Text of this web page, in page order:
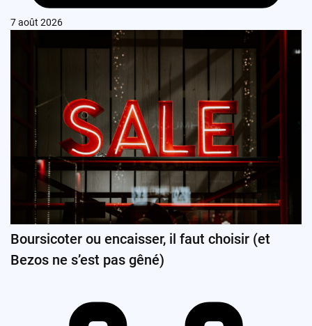
7 août 2026
Boursicoter ou encaisser, il faut choisir (et
Bezos ne s’est pas gêné)